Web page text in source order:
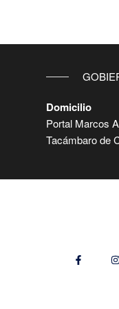
Domicilio
Portal Marcos
Tacámbaro de